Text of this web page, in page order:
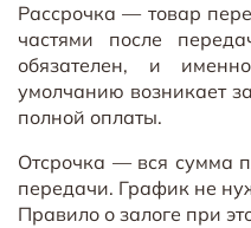
Рассрочка — товар
частями после
обязателен, и
умолчанию возникает
полной оплаты.
Отсрочка — вся сумма
передачи. График не
Правило о залоге при